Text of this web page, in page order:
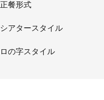
正餐形式
シアタースタイル
ロの字スタイル